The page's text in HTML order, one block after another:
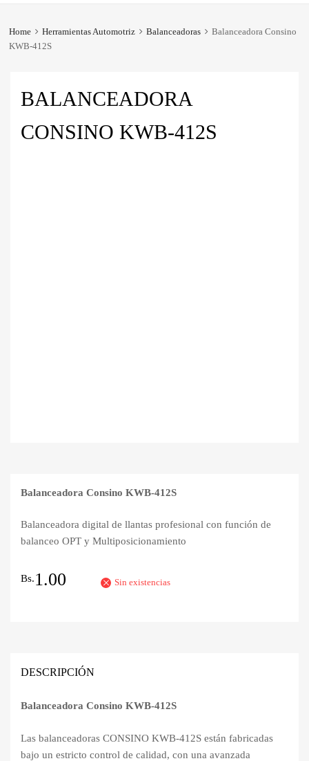
Home Herramientas Automotriz Balanceadoras
Balanceadora Consino
KWB-412S
BALANCEADORA
CONSINO KWB-412S
Balanceadora Consino KWB-412S
Balanceadora digital de llantas profesional con función de
balanceo OPT y Multiposicionamiento
Bs.1.00 Sin existencias
DESCRIPCIÓN
Balanceadora Consino KWB-412S
Las balanceadoras CONSINO KWB-412S están fabricadas
bajo un estricto control de calidad, con una avanzada